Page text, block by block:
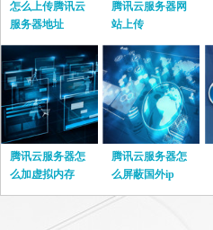
怎么上传腾讯云
服务器地址
腾讯云服务器网
站上传
腾讯云服务器怎
么加虚拟内存
腾讯云服务器怎
么屏蔽国外ip